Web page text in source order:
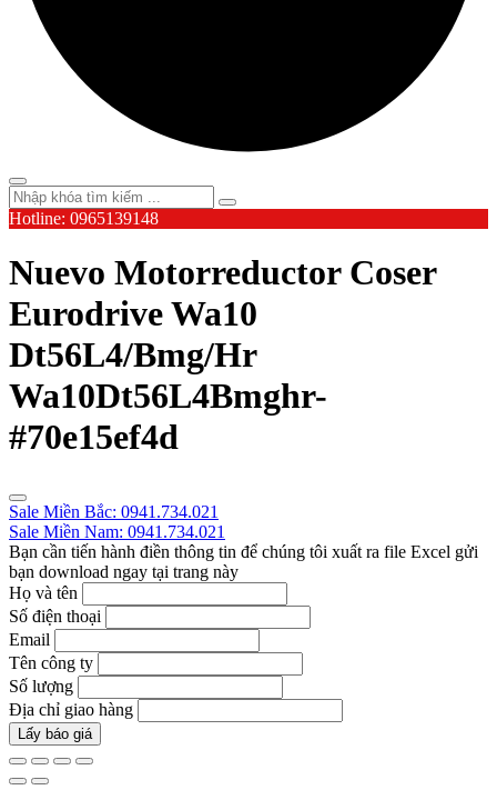
Hotline: 0965139148
Nuevo Motorreductor Coser
Eurodrive Wa10
Dt56L4/Bmg/Hr
Wa10Dt56L4Bmghr-
#70e15ef4d
Sale Miền Bắc: 0941.734.021
Sale Miền Nam: 0941.734.021
Bạn cần tiến hành điền thông tin để chúng tôi xuất ra file Excel gửi
bạn download ngay tại trang này
Họ và tên
Số điện thoại
Email
Tên công ty
Số lượng
Địa chỉ giao hàng